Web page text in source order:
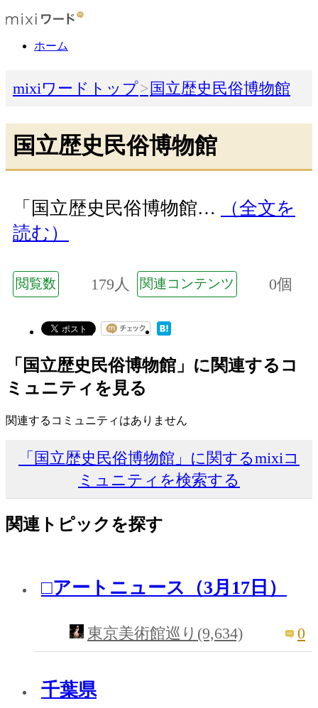
ホーム
mixiワードトップ 国立歴史民俗博物館
国立歴史民俗博物館
「国立歴史民俗博物館…
（全文を
読む）
閲覧数 179人 関連コンテンツ 0個
「国立歴史民俗博物館」に関連するコ
ミュニティを見る
関連するコミュニティはありません
「国立歴史民俗博物館」に関するmixiコ
ミュニティを検索する
関連トピックを探す
□アートニュース（3月17日）
東京美術館巡り(9,634) 0
千葉県